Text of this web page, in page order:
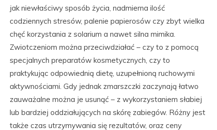
jak niewłaściwy sposób życia, nadmierna ilość
codziennych stresów, palenie papierosów czy zbyt wielka
chęć korzystania z solarium a nawet silna mimika.
Zwiotczeniom można przeciwdziałać – czy to z pomocą
specjalnych preparatów kosmetycznych, czy to
praktykując odpowiednią dietę, uzupełnioną ruchowymi
aktywnościami. Gdy jednak zmarszczki zaczynają łatwo
zauważalne można je usunąć – z wykorzystaniem słabiej
lub bardziej oddziałujących na skórę zabiegów. Różny jest
także czas utrzymywania się rezultatów, oraz ceny